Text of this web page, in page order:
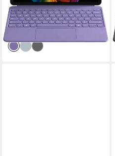
16 GB Arbeitsspeicher
ab 1.239,00 €
35,97 €mtl. in 48 Raten
lieferbar - in 3-4 Werktagen bei dir